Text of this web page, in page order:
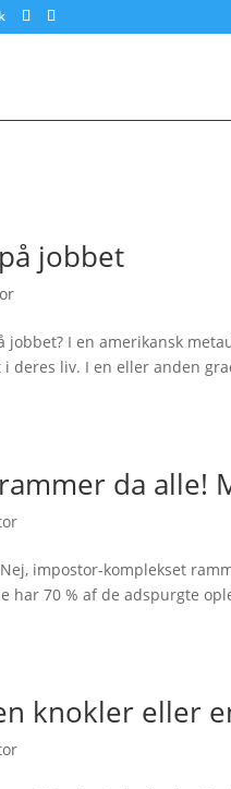
jobbet
I en amerikansk
liv. I en eller anden
da alle!
impostor-komplekset
har 70 % af de adspurgte
knokler eller